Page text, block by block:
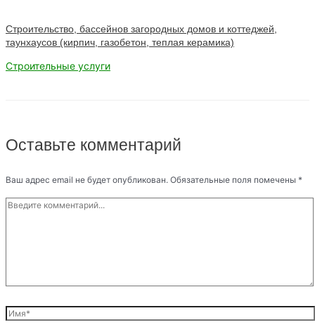
Строительство, бассейнов загородных домов и коттеджей,
таунхаусов (кирпич, газобетон, теплая керамика)
Строительные услуги
Оставьте комментарий
Ваш адрес email не будет опубликован. Обязательные поля помечены *
Введите
комментарий...
Имя*